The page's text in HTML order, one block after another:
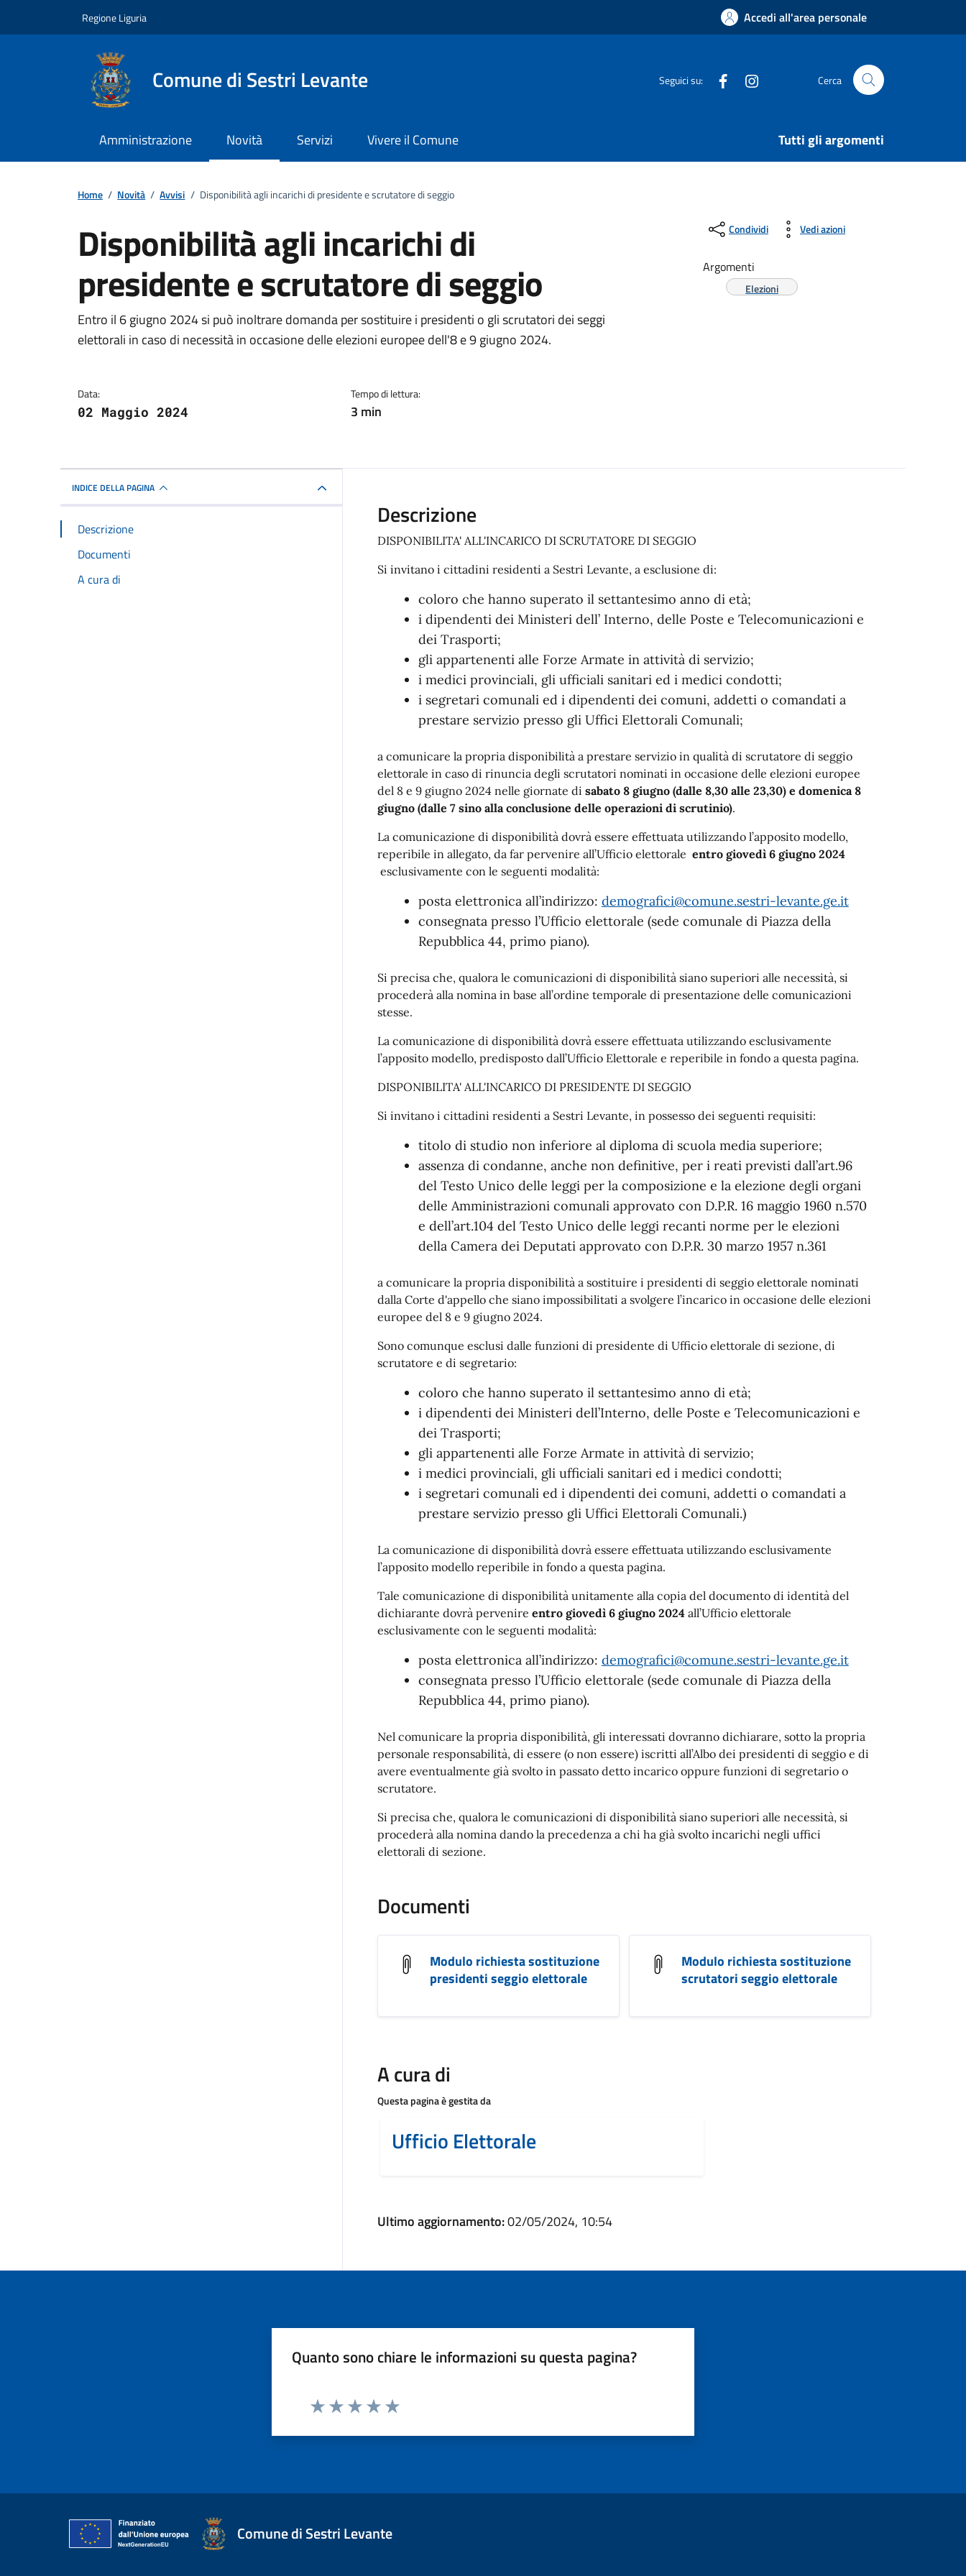
Regione Liguria Accedi all'area personale
Comune di Sestri Levante Seguici su: Facebook Cerca
Amministrazione Novità Servizi Vivere il Comune Tutti gli argomenti
Home / Novità / Avvisi / Disponibilità agli incarichi di presidente e scrutatore di seggio
Disponibilità agli incarichi di
presidente e scrutatore di seggio
Dettagli della notizia
Entro il 6 giugno 2024 si può inoltrare domanda per sostituire i presidenti o gli scrutatori dei seggi
elettorali in caso di necessità in occasione delle elezioni europee dell'8 e 9 giugno 2024.
Data:
02 Maggio 2024
Tempo di lettura:
3 min
Condividi Vedi azioni
Argomenti
Elezioni
INDICE DELLA PAGINA
Descrizione
Documenti
A cura di
Descrizione
DISPONIBILITA' ALL'INCARICO DI SCRUTATORE DI SEGGIO
Si invitano i cittadini residenti a Sestri Levante, a esclusione di:
coloro che hanno superato il settantesimo anno di età;
i dipendenti dei Ministeri dell’ Interno, delle Poste e Telecomunicazioni e
dei Trasporti;
gli appartenenti alle Forze Armate in attività di servizio;
i medici provinciali, gli ufficiali sanitari ed i medici condotti;
i segretari comunali ed i dipendenti dei comuni, addetti o comandati a
prestare servizio presso gli Uffici Elettorali Comunali;
a comunicare la propria disponibilità a prestare servizio in qualità di scrutatore di seggio
elettorale in caso di rinuncia degli scrutatori nominati in occasione delle elezioni europee
del 8 e 9 giugno 2024 nelle giornate di sabato 8 giugno (dalle 8,30 alle 23,30) e domenica 8
giugno (dalle 7 sino alla conclusione delle operazioni di scrutinio).
La comunicazione di disponibilità dovrà essere effettuata utilizzando l’apposito modello,
reperibile in allegato, da far pervenire all’Ufficio elettorale entro giovedì 6 giugno 2024
esclusivamente con le seguenti modalità:
posta elettronica all’indirizzo: demografici@comune.sestri-levante.ge.it
consegnata presso l’Ufficio elettorale (sede comunale di Piazza della
Repubblica 44, primo piano).
Si precisa che, qualora le comunicazioni di disponibilità siano superiori alle necessità, si
procederà alla nomina in base all’ordine temporale di presentazione delle comunicazioni
stesse.
La comunicazione di disponibilità dovrà essere effettuata utilizzando esclusivamente
l’apposito modello, predisposto dall’Ufficio Elettorale e reperibile in fondo a questa pagina.
DISPONIBILITA' ALL'INCARICO DI PRESIDENTE DI SEGGIO
Si invitano i cittadini residenti a Sestri Levante, in possesso dei seguenti requisiti:
titolo di studio non inferiore al diploma di scuola media superiore;
assenza di condanne, anche non definitive, per i reati previsti dall’art.96
del Testo Unico delle leggi per la composizione e la elezione degli organi
delle Amministrazioni comunali approvato con D.P.R. 16 maggio 1960 n.570
e dell’art.104 del Testo Unico delle leggi recanti norme per le elezioni
della Camera dei Deputati approvato con D.P.R. 30 marzo 1957 n.361
a comunicare la propria disponibilità a sostituire i presidenti di seggio elettorale nominati
dalla Corte d'appello che siano impossibilitati a svolgere l’incarico in occasione delle elezioni
europee del 8 e 9 giugno 2024.
Sono comunque esclusi dalle funzioni di presidente di Ufficio elettorale di sezione, di
scrutatore e di segretario:
coloro che hanno superato il settantesimo anno di età;
i dipendenti dei Ministeri dell’Interno, delle Poste e Telecomunicazioni e
dei Trasporti;
gli appartenenti alle Forze Armate in attività di servizio;
i medici provinciali, gli ufficiali sanitari ed i medici condotti;
i segretari comunali ed i dipendenti dei comuni, addetti o comandati a
prestare servizio presso gli Uffici Elettorali Comunali.)
La comunicazione di disponibilità dovrà essere effettuata utilizzando esclusivamente
l’apposito modello reperibile in fondo a questa pagina.
Tale comunicazione di disponibilità unitamente alla copia del documento di identità del
dichiarante dovrà pervenire entro giovedì 6 giugno 2024 all’Ufficio elettorale
esclusivamente con le seguenti modalità:
posta elettronica all’indirizzo: demografici@comune.sestri-levante.ge.it
consegnata presso l’Ufficio elettorale (sede comunale di Piazza della
Repubblica 44, primo piano).
Nel comunicare la propria disponibilità, gli interessati dovranno dichiarare, sotto la propria
personale responsabilità, di essere (o non essere) iscritti all’Albo dei presidenti di seggio e di
avere eventualmente già svolto in passato detto incarico oppure funzioni di segretario o
scrutatore.
Si precisa che, qualora le comunicazioni di disponibilità siano superiori alle necessità, si
procederà alla nomina dando la precedenza a chi ha già svolto incarichi negli uffici
elettorali di sezione.
Documenti
Modulo richiesta sostituzione
presidenti seggio elettorale
Modulo richiesta sostituzione
scrutatori seggio elettorale
A cura di
Questa pagina è gestita da
Ufficio Elettorale
Ultimo aggiornamento:02/05/2024, 10:54
Quanto sono chiare le informazioni su questa pagina?
Comune di Sestri Levante